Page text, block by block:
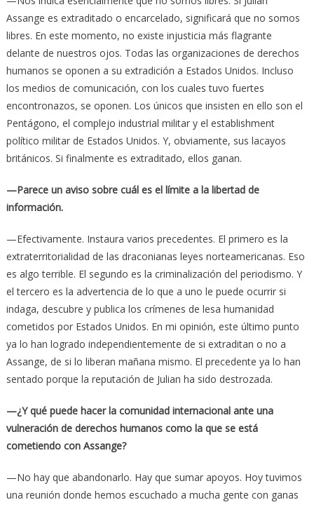
Assange es extraditado o encarcelado, significará que no somos
libres. En este momento, no existe injusticia más flagrante
delante de nuestros ojos. Todas las organizaciones de derechos
humanos se oponen a su extradición a Estados Unidos. Incluso
los medios de comunicación, con los cuales tuvo fuertes
encontronazos, se oponen. Los únicos que insisten en ello son el
Pentágono, el complejo industrial militar y el establishment
político militar de Estados Unidos. Y, obviamente, sus lacayos
británicos. Si finalmente es extraditado, ellos ganan.
—Parece un aviso sobre cuál es el límite a la libertad de
información.
—Efectivamente. Instaura varios precedentes. El primero es la
extraterritorialidad de las draconianas leyes norteamericanas. Eso
es algo terrible. El segundo es la criminalización del periodismo. Y
el tercero es la advertencia de lo que a uno le puede ocurrir si
indaga, descubre y publica los crímenes de lesa humanidad
cometidos por Estados Unidos. En mi opinión, este último punto
ya lo han logrado independientemente de si extraditan o no a
Assange, de si lo liberan mañana mismo. El precedente ya lo han
sentado porque la reputación de Julian ha sido destrozada.
—¿Y qué puede hacer la comunidad internacional ante una
vulneración de derechos humanos como la que se está
cometiendo con Assange?
—No hay que abandonarlo. Hay que sumar apoyos. Hoy tuvimos
una reunión donde hemos escuchado a mucha gente con ganas